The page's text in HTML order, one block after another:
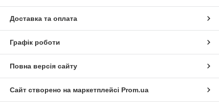
Доставка та оплата
Графік роботи
Повна версія сайту
Сайт створено на маркетплейсі Prom.ua